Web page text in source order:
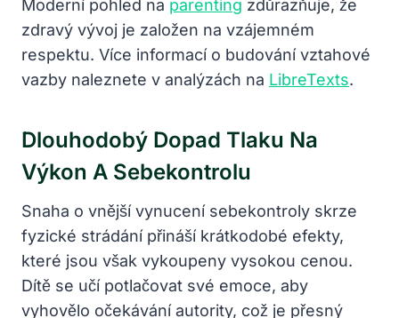
Moderní pohled na parenting zdůrazňuje, že
zdravý vývoj je založen na vzájemném
respektu. Více informací o budování vztahové
vazby naleznete v analýzách na LibreTexts.
Dlouhodobý Dopad Tlaku Na
Výkon A Sebekontrolu
Snaha o vnější vynucení sebekontroly skrze
fyzické strádání přináší krátkodobé efekty,
které jsou však vykoupeny vysokou cenou.
Dítě se učí potlačovat své emoce, aby
vyhovělo očekávání autority, což je přesný